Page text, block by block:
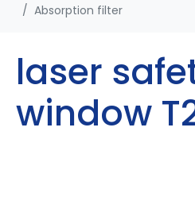
Absorption filter
laser
window